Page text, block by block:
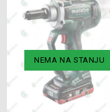
NEMA NA STANJU